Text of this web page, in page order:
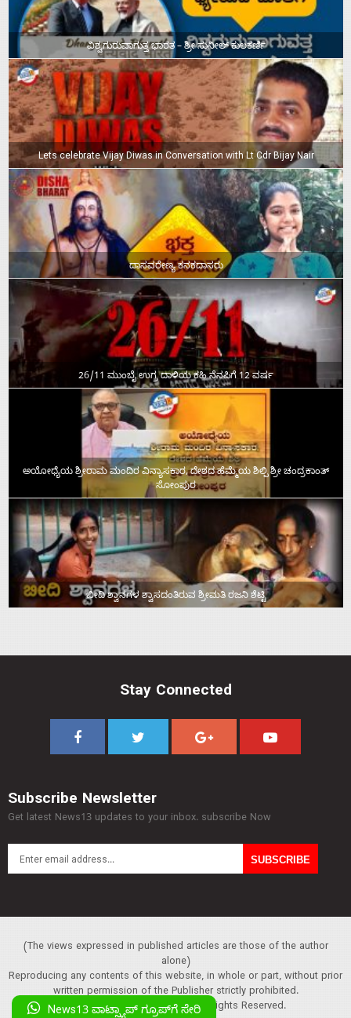
News13 ವಾಟ್ಸ್ಯಾಪ್‌ ಗ್ರೂಪ್‌ಗೆ ಸೇರಿ
ವಿಶ್ವಗುರುವಾಗುತ್ತ ಭಾರತ – ಶ್ರೀ ಸುನೀಲ್‌ ಕುಲಕರ್ಣಿ
Lets celebrate Vijay Diwas in Conversation with Lt Cdr Bijay Nair
ದಾಸವರೇಣ್ಯ ಕನಕದಾಸರು
26/11 ಮುಂಬೈ ಉಗ್ರ ದಾಳಿಯ ಕಹಿ ನೆನಪಿಗೆ 12 ವರ್ಷ
ಅಯೋಧ್ಯೆಯ ಶ್ರೀರಾಮ ಮಂದಿರ ವಿನ್ಯಾಸಕಾರ, ದೇಶದ ಹೆಮ್ಮೆಯ ಶಿಲ್ಪಿ ಶ್ರೀ ಚಂದ್ರಕಾಂತ್‌
ಸೋಂಪುರ
ಬೀದಿ ಶ್ವಾನಗಳ ಶ್ವಾಸದಂತಿರುವ ಶ್ರೀಮತಿ ರಜನಿ ಶೆಟ್ಟಿ
Stay Connected
Subscribe Newsletter
Get latest News13 updates to your inbox. subscribe Now
(The views expressed in published articles are those of the author
alone)
Reproducing any contents of this website, in whole or part, without prior
written permission of the Publisher strictly prohibited.
Copyright :© 2013 News13. All Rights Reserved.